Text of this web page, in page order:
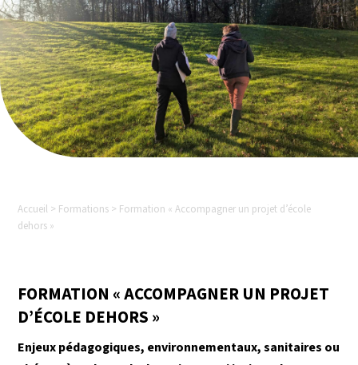
Accueil > Formations > Formation « Accompagner un projet d’école
dehors »
FORMATION « ACCOMPAGNER UN PROJET
D’ÉCOLE DEHORS »
Enjeux pédagogiques, environnementaux, sanitaires ou